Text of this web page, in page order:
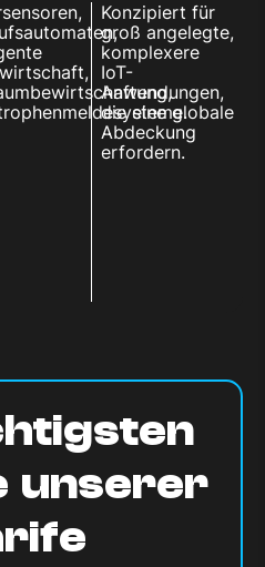
Konzipiert für
groß angelegte,
komplexere
IoT-
Anwendungen,
die eine globale
Abdeckung
erfordern.
unserer